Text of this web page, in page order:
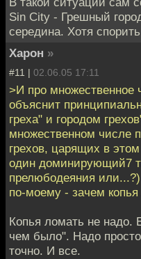
Sin City - Грешный
середина. Хотя
Харон »
#11 | 02.06.05 17:11
>И про множественное
объяснит
греха" и городом
множественном числе
грехов, царящих в
один доминирующий7
прелюбодеяния
по-моему - зачем
Копья ломать не надо.
чем было". Надо
точно. И все.